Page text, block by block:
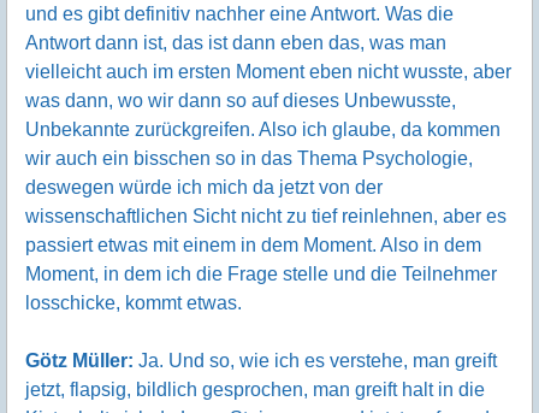
und es gibt definitiv nachher eine Antwort. Was die
Antwort dann ist, das ist dann eben das, was man
vielleicht auch im ersten Moment eben nicht wusste, aber
was dann, wo wir dann so auf dieses Unbewusste,
Unbekannte zurückgreifen. Also ich glaube, da kommen
wir auch ein bisschen so in das Thema Psychologie,
deswegen würde ich mich da jetzt von der
wissenschaftlichen Sicht nicht zu tief reinlehnen, aber es
passiert etwas mit einem in dem Moment. Also in dem
Moment, in dem ich die Frage stelle und die Teilnehmer
losschicke, kommt etwas.
Götz Müller: Ja. Und so, wie ich es verstehe, man greift
jetzt, flapsig, bildlich gesprochen, man greift halt in die